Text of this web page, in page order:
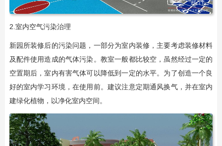
2.室内空气污染治理
新园所装修后的污染问题，一部分为室内装修，主要考虑装修材料
及配件使用造成的气体污染。教室一般都比较空，虽然经过一定的
空置期后，室内有害气体可以降低到一定的水平。为了创造一个良
好的室内学习环境，在使用前。建议注意定期通风换气，并在室内
建绿化植物，以净化室内空间。